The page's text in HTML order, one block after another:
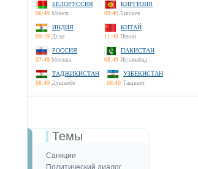
БЕЛОРУССИЯ
06:49 Минск
КИРГИЗИЯ
09:49 Бишкек
ИНДИЯ
09:19 Дели
КИТАЙ
11:49 Пекин
РОССИЯ
07:49 Москва
ПАКИСТАН
08:49 Исламабад
ТАДЖИКИСТАН
08:49 Душанбе
УЗБЕКИСТАН
08:49 Ташкент
Темы
Санкции
Политический диалог